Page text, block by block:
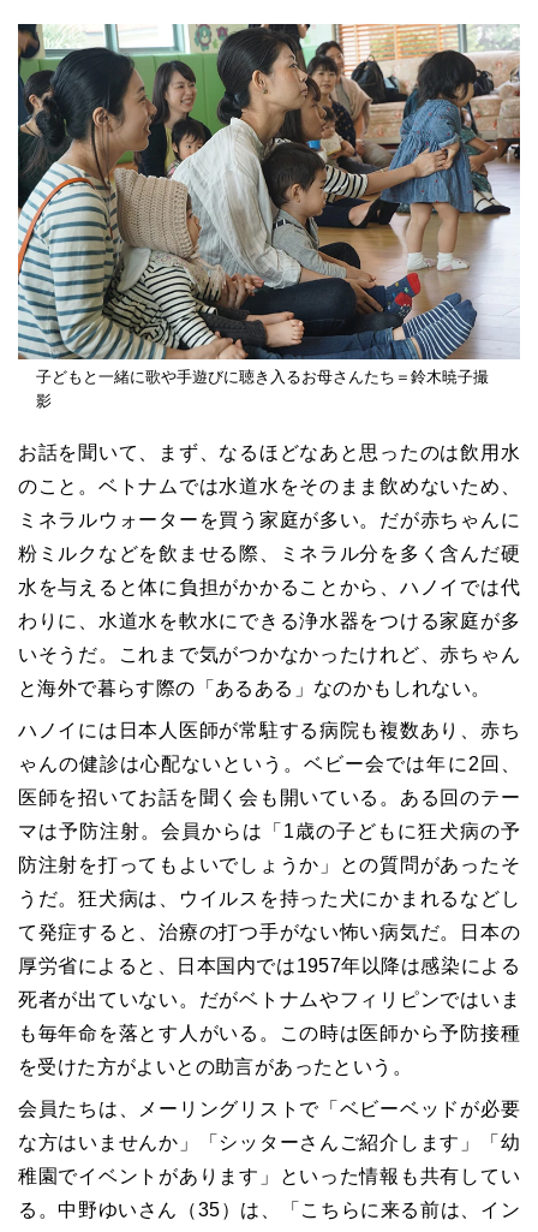
子どもと一緒に歌や手遊びに聴き入るお母さんたち＝鈴木暁子撮
影
お話を聞いて、まず、なるほどなあと思ったのは飲用水
のこと。ベトナムでは水道水をそのまま飲めないため、
ミネラルウォーターを買う家庭が多い。だが赤ちゃんに
粉ミルクなどを飲ませる際、ミネラル分を多く含んだ硬
水を与えると体に負担がかかることから、ハノイでは代
わりに、水道水を軟水にできる浄水器をつける家庭が多
いそうだ。これまで気がつかなかったけれど、赤ちゃん
と海外で暮らす際の「あるある」なのかもしれない。
ハノイには日本人医師が常駐する病院も複数あり、赤ち
ゃんの健診は心配ないという。ベビー会では年に2回、
医師を招いてお話を聞く会も開いている。ある回のテー
マは予防注射。会員からは「1歳の子どもに狂犬病の予
防注射を打ってもよいでしょうか」との質問があったそ
うだ。狂犬病は、ウイルスを持った犬にかまれるなどし
て発症すると、治療の打つ手がない怖い病気だ。日本の
厚労省によると、日本国内では1957年以降は感染による
死者が出ていない。だがベトナムやフィリピンではいま
も毎年命を落とす人がいる。この時は医師から予防接種
を受けた方がよいとの助言があったという。
会員たちは、メーリングリストで「ベビーベッドが必要
な方はいませんか」「シッターさんご紹介します」「幼
稚園でイベントがあります」といった情報も共有してい
る。中野ゆいさん（35）は、「こちらに来る前は、イン